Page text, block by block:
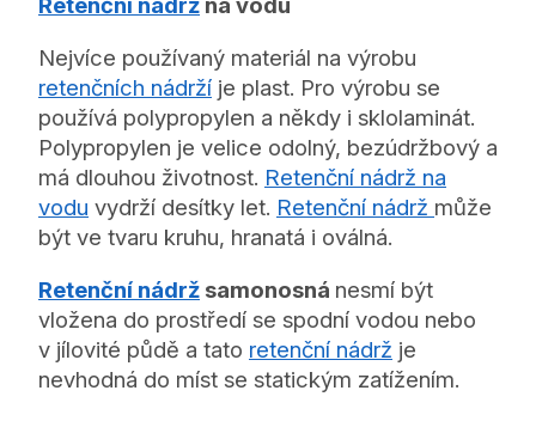
Nejvíce používaný materiál na výrobu
retenčních nádrží je plast. Pro výrobu se
používá polypropylen a někdy i sklolaminát.
Polypropylen je velice odolný, bezúdržbový a
má dlouhou životnost. Retenční nádrž na
vodu vydrží desítky let. Retenční nádrž může
být ve tvaru kruhu, hranatá i oválná.
Retenční nádrž samonosná nesmí být
vložena do prostředí se spodní vodou nebo
v jílovité půdě a tato retenční nádrž je
nevhodná do míst se statickým zatížením.